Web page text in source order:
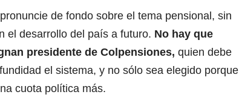
de fondo sobre el tema pensional, sin
el desarrollo del país a futuro. No hay que
presidente de Colpensiones, quien debe
el sistema, y no sólo sea elegido porque
cuota política más.